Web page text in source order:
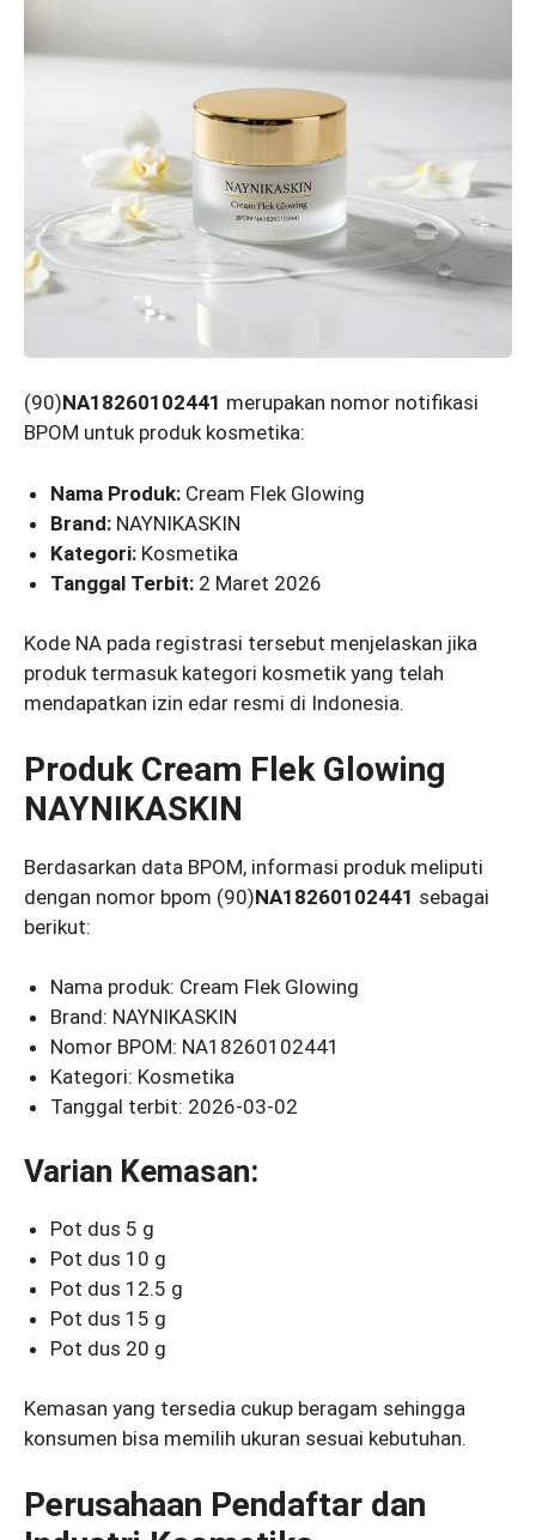
(90)NA18260102441 merupakan nomor notifikasi
BPOM untuk produk kosmetika:
Nama Produk: Cream Flek Glowing
Brand: NAYNIKASKIN
Kategori: Kosmetika
Tanggal Terbit: 2 Maret 2026
Kode NA pada registrasi tersebut menjelaskan jika
produk termasuk kategori kosmetik yang telah
mendapatkan izin edar resmi di Indonesia.
Produk Cream Flek Glowing
NAYNIKASKIN
Berdasarkan data BPOM, informasi produk meliputi
dengan nomor bpom (90)NA18260102441 sebagai
berikut:
Nama produk: Cream Flek Glowing
Brand: NAYNIKASKIN
Nomor BPOM: NA18260102441
Kategori: Kosmetika
Tanggal terbit: 2026-03-02
Varian Kemasan:
Pot dus 5 g
Pot dus 10 g
Pot dus 12.5 g
Pot dus 15 g
Pot dus 20 g
Kemasan yang tersedia cukup beragam sehingga
konsumen bisa memilih ukuran sesuai kebutuhan.
Perusahaan Pendaftar dan